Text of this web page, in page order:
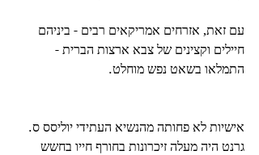
עם זאת, אזרחים אמריקאים רבים - ביניהם
חיילים וקצינים של צבא ארצות הברית -
התמלאו בשאט נפש מוחלט.
אישיות לא פחותה מהנשיא העתידי יוליסס ס.
גרנט היה מעלה זיכרונות בחורף חייו בחשש